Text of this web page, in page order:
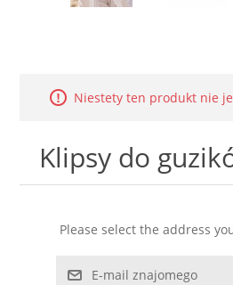
LABRADORYT
MASA PERŁOWA
RODOCHROZYT
Niestety ten produkt nie
Klipsy do
Please select the address
E-mail znajomego